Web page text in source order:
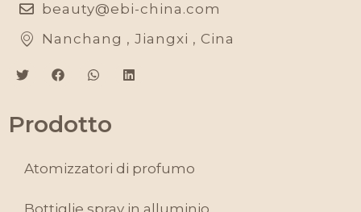
beauty@ebi-china.com
Nanchang , Jiangxi , Cina
Prodotto
Atomizzatori di profumo
Bottiglie spray in alluminio